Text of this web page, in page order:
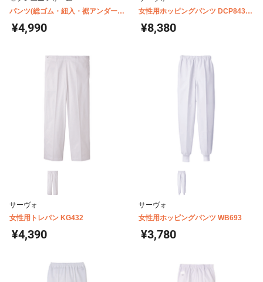
パンツ(総ゴム・紐入・裾アンダーカ
バー付・女性用) AL0433
¥4,990
女性用ホッピングパンツ DCP843-
844-845
¥8,380
サーヴォ
女性用トレパン KG432
¥4,390
サーヴォ
女性用ホッピングパンツ WB693
¥3,780